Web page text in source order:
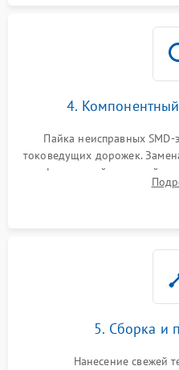
4.
Пайка неисправных SMD-
токоведущих дорожек.
инфракрасной паяльной
BIOS или замена
5. Сборка и
Нанесение свежей